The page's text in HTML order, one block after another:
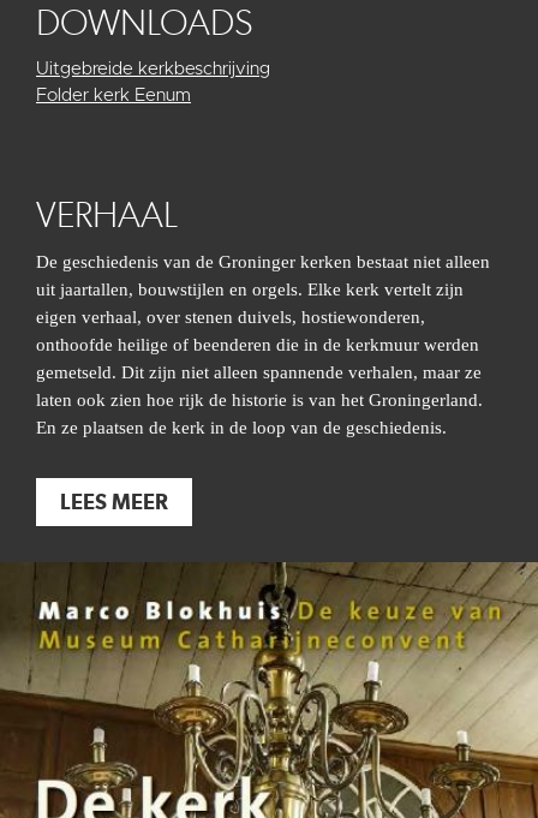
DOWNLOADS
Uitgebreide kerkbeschrijving
Folder kerk Eenum
VERHAAL
De geschiedenis van de Groninger kerken bestaat niet alleen
uit jaartallen, bouwstijlen en orgels. Elke kerk vertelt zijn
eigen verhaal, over stenen duivels, hostiewonderen,
onthoofde heilige of beenderen die in de kerkmuur werden
gemetseld. Dit zijn niet alleen spannende verhalen, maar ze
laten ook zien hoe rijk de historie is van het Groningerland.
En ze plaatsen de kerk in de loop van de geschiedenis.
LEES MEER